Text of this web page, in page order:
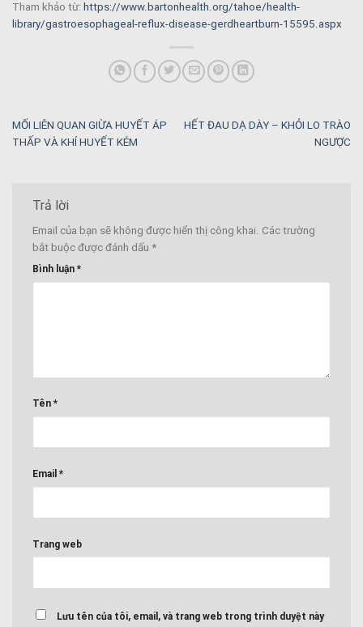
Tham khảo từ: https://www.bartonhealth.org/tahoe/health-
library/gastroesophageal-reflux-disease-gerdheartburn-15595.aspx
MỐI LIÊN QUAN GIỪA HUYẾT ÁP
THẤP VÀ KHÍ HUYẾT KÉM
HẾT ĐAU DẠ DÀY – KHỎI LO TRÀO
NGƯỢC
Trả lời
Email của bạn sẽ không được hiển thị công khai. Các trường
bắt buộc được đánh dấu *
Bình luận *
Tên *
Email *
Trang web
Lưu tên của tôi, email, và trang web trong trình duyệt này